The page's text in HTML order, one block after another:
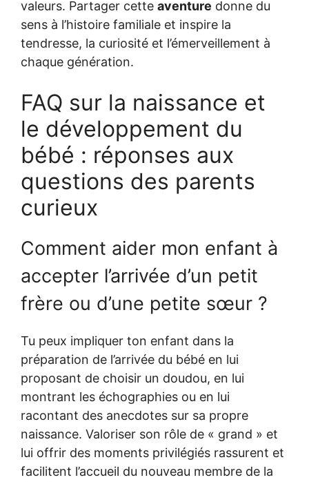
valeurs. Partager cette aventure donne du
sens à l’histoire familiale et inspire la
tendresse, la curiosité et l’émerveillement à
chaque génération.
FAQ sur la naissance et
le développement du
bébé : réponses aux
questions des parents
curieux
Comment aider mon enfant à
accepter l’arrivée d’un petit
frère ou d’une petite sœur ?
Tu peux impliquer ton enfant dans la
préparation de l’arrivée du bébé en lui
proposant de choisir un doudou, en lui
montrant les échographies ou en lui
racontant des anecdotes sur sa propre
naissance. Valoriser son rôle de « grand » et
lui offrir des moments privilégiés rassurent et
facilitent l’accueil du nouveau membre de la